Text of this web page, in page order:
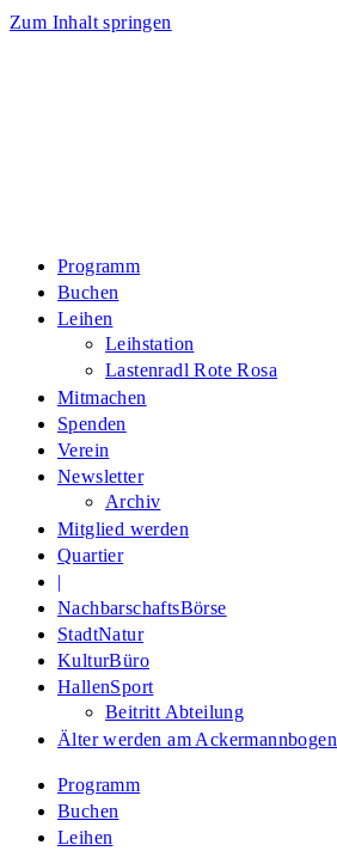
Zum Inhalt springen
Programm
Buchen
Leihen
Leihstation
Lastenradl Rote Rosa
Mitmachen
Spenden
Verein
Newsletter
Archiv
Mitglied werden
Quartier
|
NachbarschaftsBörse
StadtNatur
KulturBüro
HallenSport
Beitritt Abteilung
Älter werden am Ackermannbogen
Programm
Buchen
Leihen